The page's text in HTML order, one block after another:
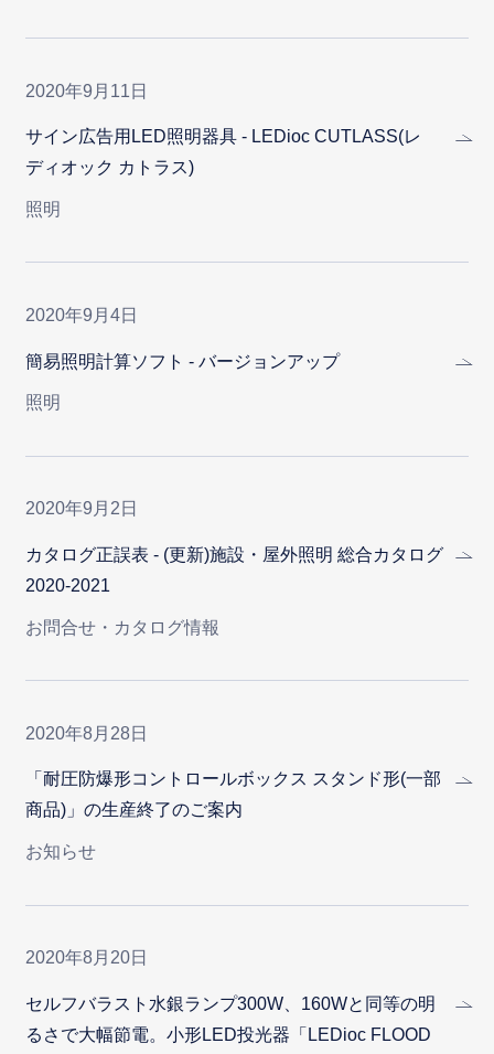
2020年9月11日
サイン広告用LED照明器具 - LEDioc CUTLASS(レ
ディオック カトラス)
照明
2020年9月4日
簡易照明計算ソフト - バージョンアップ
照明
2020年9月2日
カタログ正誤表 - (更新)施設・屋外照明 総合カタログ
2020-2021
お問合せ・カタログ情報
2020年8月28日
「耐圧防爆形コントロールボックス スタンド形(一部
商品)」の生産終了のご案内
お知らせ
2020年8月20日
セルフバラスト水銀ランプ300W、160Wと同等の明
るさで大幅節電。小形LED投光器「LEDioc FLOOD